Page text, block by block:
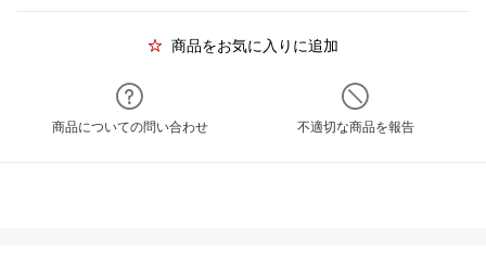
商品をお気に入りに追加
商品についての問い合わせ 不適切な商品を報告